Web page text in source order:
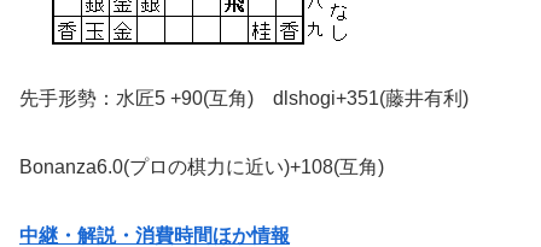
先手形勢：水匠5 +90(互角) dlshogi+351(藤井有利)
Bonanza6.0(プロの棋力に近い)+108(互角)
中継・解説・消費時間ほか情報